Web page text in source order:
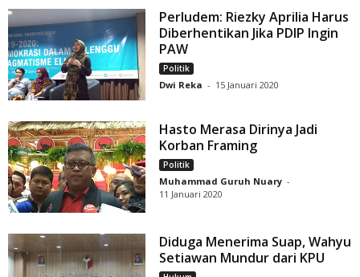
Perludem: Riezky Aprilia Harus
Diberhentikan Jika PDIP Ingin
PAW
Politik
Dwi Reka - 15 Januari 2020
Hasto Merasa Dirinya Jadi
Korban Framing
Politik
Muhammad Guruh Nuary -
11 Januari 2020
Diduga Menerima Suap, Wahyu
Setiawan Mundur dari KPU